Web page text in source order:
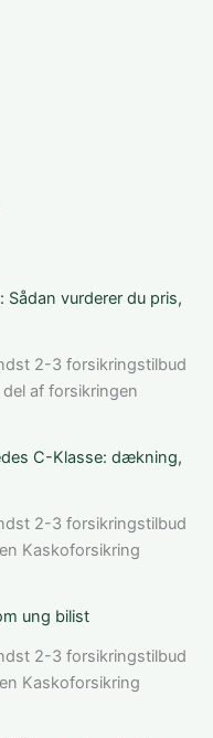
Sådan vurderer du pris,
2-3 forsikringstilbud
af forsikringen
C-Klasse: dækning,
2-3 forsikringstilbud
Kaskoforsikring
ung bilist
2-3 forsikringstilbud
Kaskoforsikring